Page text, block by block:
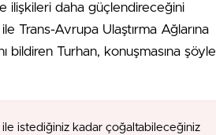
ilişkileri daha güçlendireceğini
Trans-Avrupa Ulaştırma Ağlarına
bildiren Turhan, konuşmasına şöyle
ile istediğiniz kadar çoğaltabileceğiniz